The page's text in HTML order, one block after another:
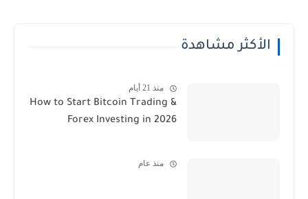
الأكثر مشاهدة
منذ 21 أيام
How to Start Bitcoin Trading &
Forex Investing in 2026
منذ عام